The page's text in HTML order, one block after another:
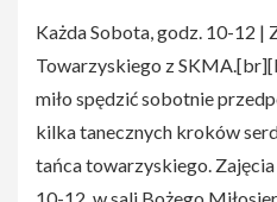
Każda Sobota, godz. 10-12 |
Towarzyskiego z
miło spędzić sobotnie
kilka tanecznych kroków
tańca towarzyskiego.